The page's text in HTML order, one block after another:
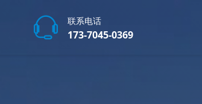
联系电话
173-7045-0369